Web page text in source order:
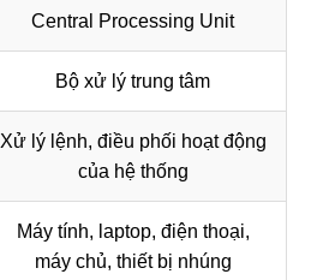
Central Processing Unit
Bộ xử lý trung tâm
Xử lý lệnh, điều phối hoạt động
của hệ thống
Máy tính, laptop, điện thoại,
máy chủ, thiết bị nhúng